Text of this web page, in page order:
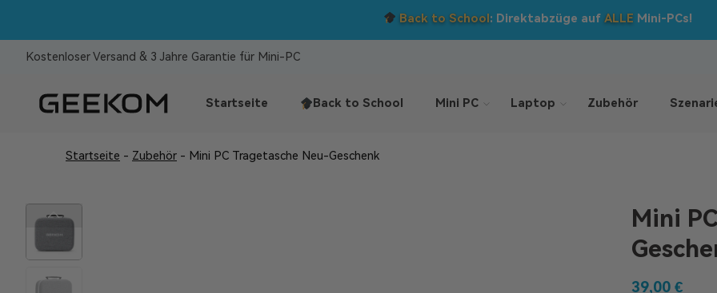
Kostenloser Versand & 3 Jahre Garantie für Mini-PC
Startseite Back to School Mini PC Laptop Zubehör
Startseite - Zubehör - Mini PC Tragetasche Neu-Geschenk
Mini
39,00 €